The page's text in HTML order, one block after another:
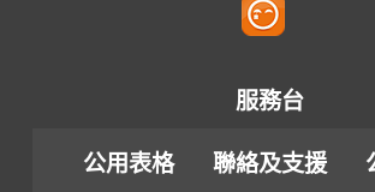
服務台
公用表格 聯絡及支援